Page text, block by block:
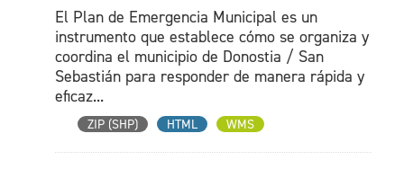
El Plan de Emergencia Municipal es un
instrumento que establece cómo se organiza y
coordina el municipio de Donostia / San
Sebastián para responder de manera rápida y
eficaz...
ZIP (SHP) HTML WMS